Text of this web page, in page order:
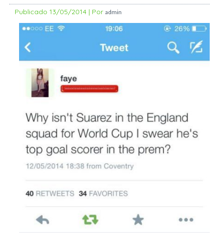
Publicado 13/05/2014 | Por admin